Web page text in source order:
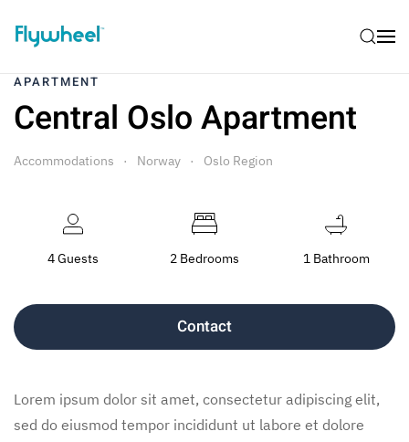
APARTMENT
Central Oslo Apartment
Accommodations Norway Oslo Region
4 Guests 2 Bedrooms 1 Bathroom
Contact
Lorem ipsum dolor sit amet, consectetur adipiscing elit,
sed do eiusmod tempor incididunt ut labore et dolore